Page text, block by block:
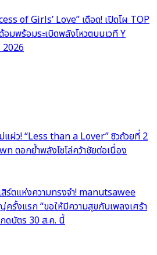
of Girls’ Love” เดือด! เปิดโผ TOP
มพร้อมระเบิดพลังโหวตบนเวที Y
แผ่ว! “Less than a Lover” ซิวถ้วยที่ 2
ตอกย้ำพลังโซโล่คว้าชัยต่อเนื่อง
สิร์ตแห่งความทรงจำ! manutsawee
ครั้งแรก “ขอให้มีความสุขกับเพลงเศร้า
ดบัตร 30 ส.ค. นี้